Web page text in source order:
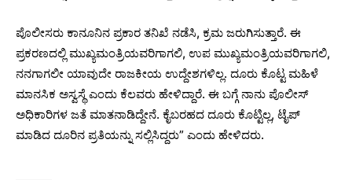
ಪೊಲೀಸರು ಕಾನೂನಿನ ಪ್ರಕಾರ ತನಿಖೆ ನಡೆಸಿ, ಕ್ರಮ ಜರುಗಿಸುತ್ತಾರೆ. ಈ
ಪ್ರಕರಣದಲ್ಲಿ ಮುಖ್ಯಮಂತ್ರಿಯವರಿಗಾಗಲಿ, ಉಪ ಮುಖ್ಯಮಂತ್ರಿಯವರಿಗಾಗಲಿ,
ನನಗಾಗಲೀ ಯಾವುದೇ ರಾಜಕೀಯ ಉದ್ದೇಶಗಳಿಲ್ಲ. ದೂರು ಕೊಟ್ಟ ಮಹಿಳೆ
ಮಾನಸಿಕ‌ ಅಸ್ವಸ್ಥೆ ಎಂದು ಕೆಲವರು ಹೇಳಿದ್ದಾರೆ. ಈ ಬಗ್ಗೆ ನಾನು ಪೊಲೀಸ್
ಅಧಿಕಾರಿಗಳ ಜತೆ ಮಾತನಾಡಿದ್ದೇನೆ. ಕೈಬರಹದ ದೂರು ಕೊಟ್ಟಿಲ್ಲ, ಟೈಪ್
ಮಾಡಿದ ದೂರಿನ ಪ್ರತಿಯನ್ನು ಸಲ್ಲಿಸಿದ್ದರು” ಎಂದು ಹೇಳಿದರು.